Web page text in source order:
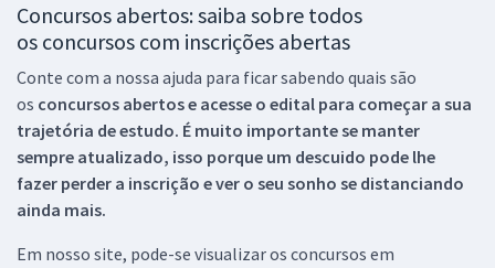
Concursos abertos: saiba sobre todos
os concursos com inscrições abertas
Conte com a nossa ajuda para ficar sabendo quais são
os concursos abertos e acesse o edital para começar a sua
trajetória de estudo. É muito importante se manter
sempre atualizado, isso porque um descuido pode lhe
fazer perder a inscrição e ver o seu sonho se distanciando
ainda mais.
Em nosso site, pode-se visualizar os concursos em